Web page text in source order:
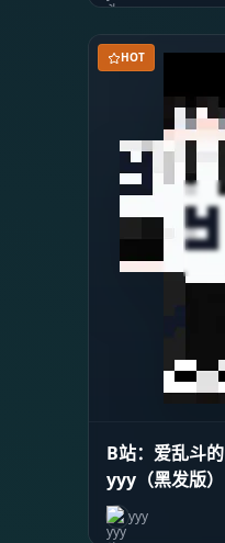
HOT
B站：爱乱斗的
yyy（黑发版）
yyy